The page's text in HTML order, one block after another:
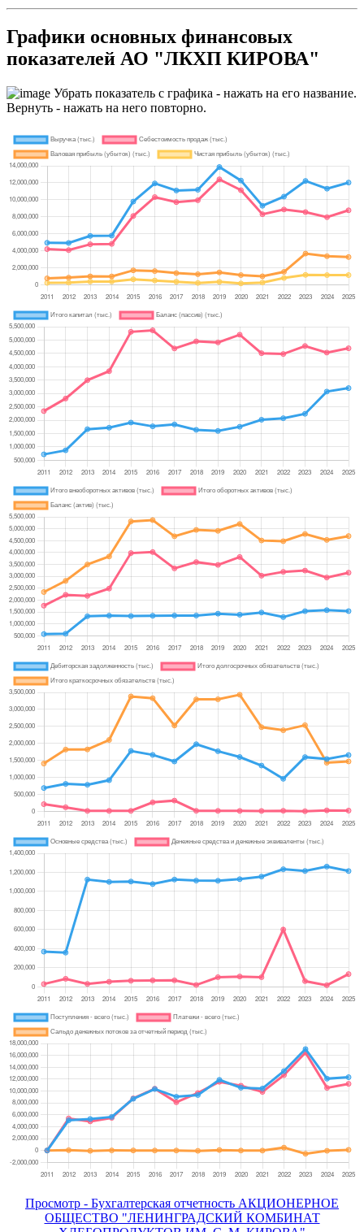
Графики основных финансовых
показателей АО "ЛКХП КИРОВА"
Убрать показатель с графика - нажать на его название.
Вернуть - нажать на него повторно.
Просмотр - Бухгалтерская отчетность АКЦИОНЕРНОЕ
ОБЩЕСТВО "ЛЕНИНГРАДСКИЙ КОМБИНАТ